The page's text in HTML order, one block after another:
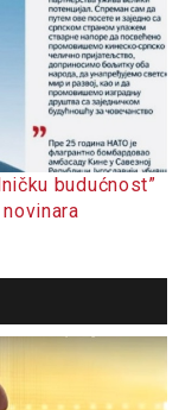
budućnost”